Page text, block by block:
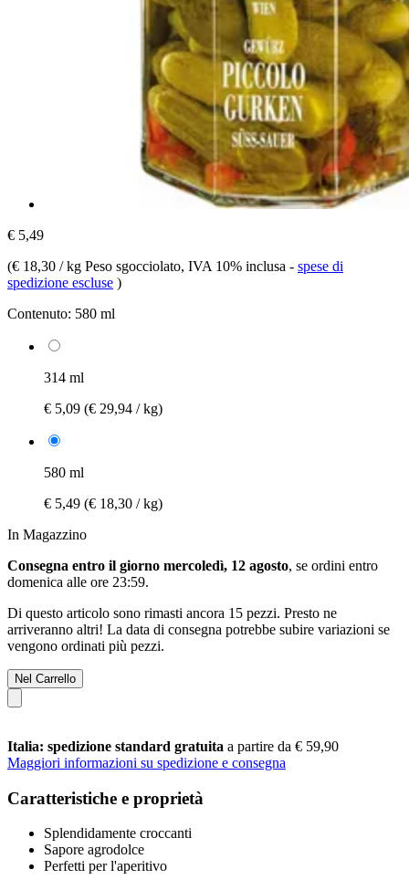
€ 5,49
(€ 18,30 / kg Peso sgocciolato, IVA 10% inclusa - spese di
spedizione escluse )
Contenuto: 580 ml
314 ml
€ 5,09 (€ 29,94 / kg)
580 ml
€ 5,49 (€ 18,30 / kg)
In Magazzino
Consegna entro il giorno mercoledì, 12 agosto, se ordini entro
domenica alle ore 23:59.
Di questo articolo sono rimasti ancora 15 pezzi. Presto ne
arriveranno altri! La data di consegna potrebbe subire variazioni se
vengono ordinati più pezzi.
Nel Carrello
Italia: spedizione standard gratuita a partire da € 59,90
Maggiori informazioni su spedizione e consegna
Caratteristiche e proprietà
Splendidamente croccanti
Sapore agrodolce
Perfetti per l'aperitivo